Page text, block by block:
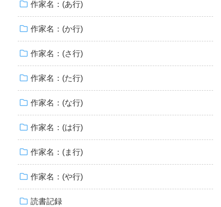
作家名：(あ行)
作家名：(か行)
作家名：(さ行)
作家名：(た行)
作家名：(な行)
作家名：(は行)
作家名：(ま行)
作家名：(や行)
読書記録